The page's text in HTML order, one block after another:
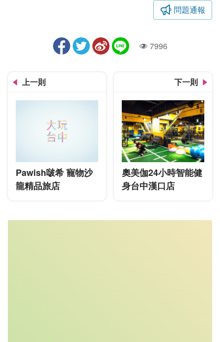
問題通報
人氣7996
上一則
Pawish啵希 寵物沙
龍精品旅店
下一則
奧美伽24小時智能健
身台中漢口店